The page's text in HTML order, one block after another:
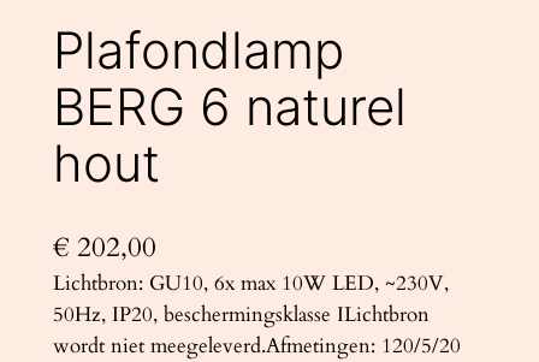
Plafondlamp
BERG 6 naturel
hout
€ 202,00
Lichtbron: GU10, 6x max 10W LED, ~230V,
50Hz, IP20, beschermingsklasse ILichtbron
wordt niet meegeleverd.Afmetingen: 120/5/20